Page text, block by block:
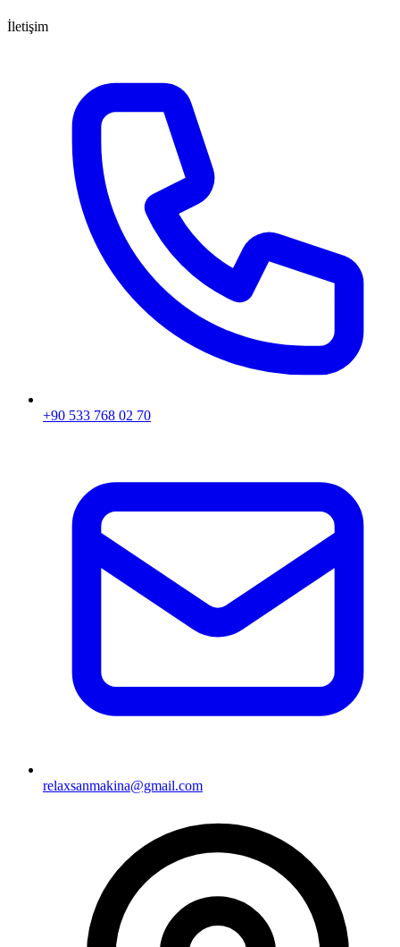
İletişim
+90 533 768 02 70
relaxsanmakina@gmail.com